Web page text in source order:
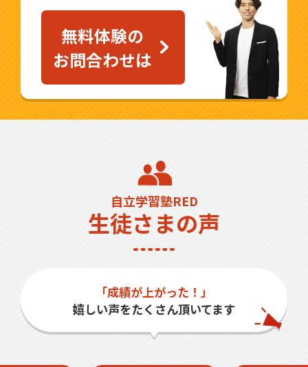
無料体験の
お問合わせは
自立学習塾RED
生徒さまの声
「成績が上がった！」
嬉しい声をたくさん頂いてます